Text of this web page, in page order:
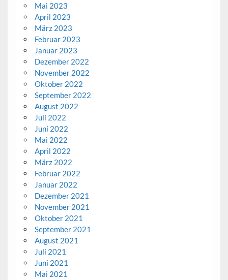
Mai 2023
April 2023
März 2023
Februar 2023
Januar 2023
Dezember 2022
November 2022
Oktober 2022
September 2022
August 2022
Juli 2022
Juni 2022
Mai 2022
April 2022
März 2022
Februar 2022
Januar 2022
Dezember 2021
November 2021
Oktober 2021
September 2021
August 2021
Juli 2021
Juni 2021
Mai 2021